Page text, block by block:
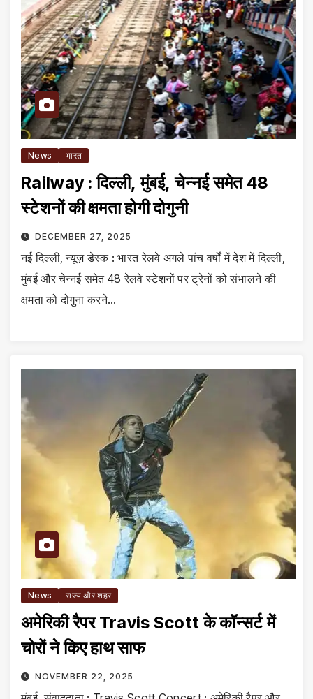
News भारत
Railway : दिल्ली, मुंबई, चेन्नई समेत 48
स्टेशनों की क्षमता होगी दोगुनी
DECEMBER 27, 2025
नई दिल्ली, न्यूज़ डेस्क : भारत रेलवे अगले पांच वर्षों में देश में दिल्ली,
मुंबई और चेन्नई समेत 48 रेलवे स्टेशनों पर ट्रेनों को संभालने की
क्षमता को दोगुना करने…
News राज्य और शहर
अमेरिकी रैपर Travis Scott के कॉन्सर्ट में
चोरों ने किए हाथ साफ
NOVEMBER 22, 2025